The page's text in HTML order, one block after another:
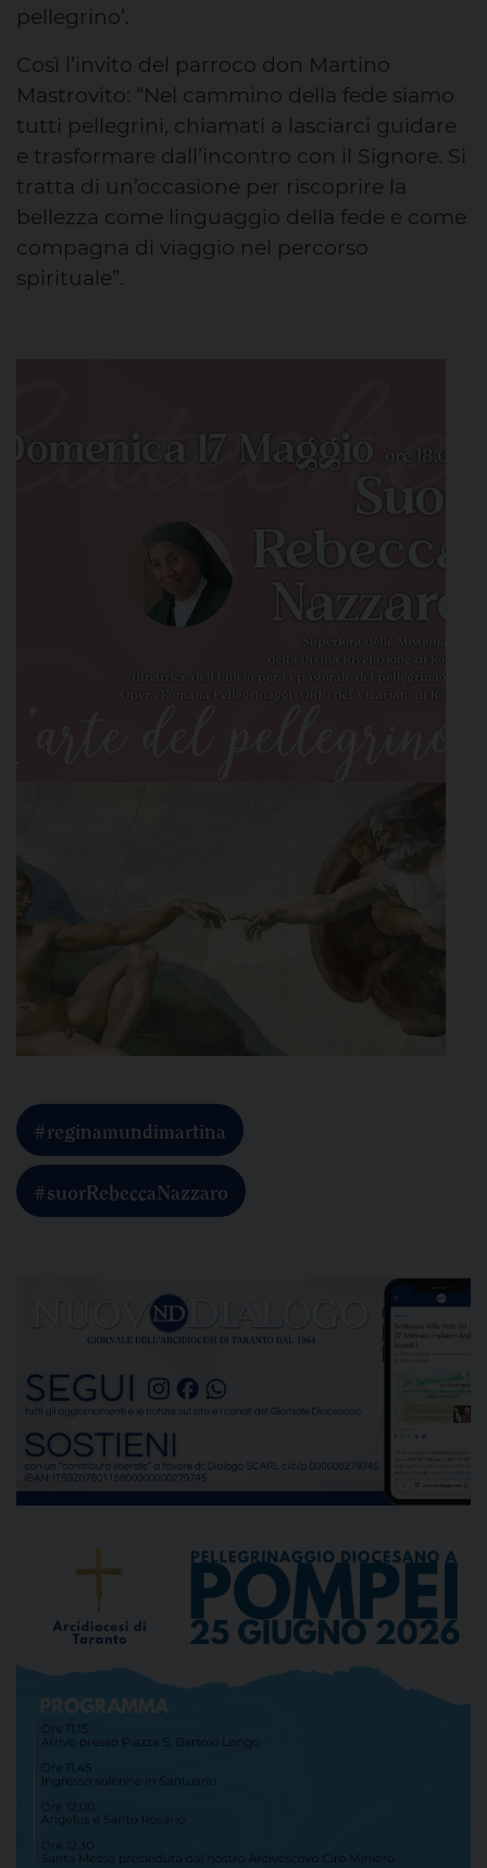
pellegrino’.
Così l’invito del parroco don Martino
Mastrovito: “Nel cammino della fede siamo
tutti pellegrini, chiamati a lasciarci guidare
e trasformare dall’incontro con il Signore. Si
tratta di un’occasione per riscoprire la
bellezza come linguaggio della fede e come
compagna di viaggio nel percorso
spirituale”.
#reginamundimartina
#suorRebeccaNazzaro